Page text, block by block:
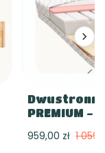
PREMIUM -
959,00 zł 1